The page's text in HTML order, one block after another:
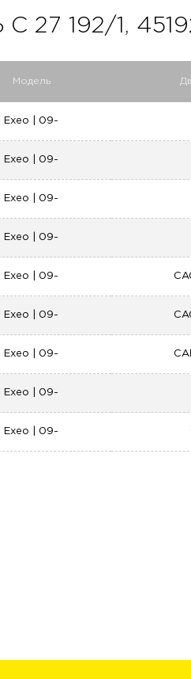
27 192/1,
Модель
Exeo | 09-
Exeo | 09-
Exeo | 09-
Exeo | 09-
Exeo | 09-
Exeo | 09-
Exeo | 09-
Exeo | 09-
Exeo | 09-